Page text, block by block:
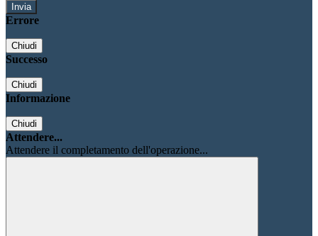
Errore
Chiudi
Successo
Chiudi
Informazione
Chiudi
Attendere...
Attendere il completamento dell'operazione...